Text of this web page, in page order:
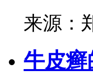
来源：
牛皮癣